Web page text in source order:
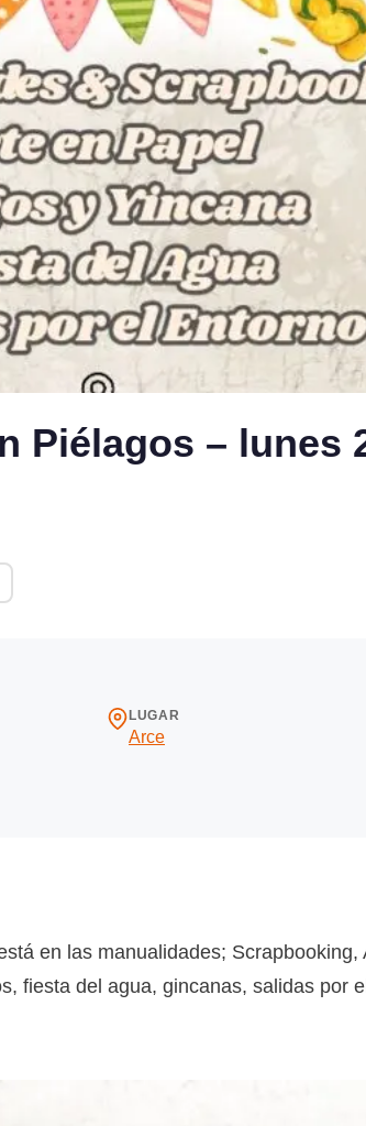
Piélagos – lunes
LUGAR
Arce
en las manualidades;
fiesta del agua, gincanas, salidas por